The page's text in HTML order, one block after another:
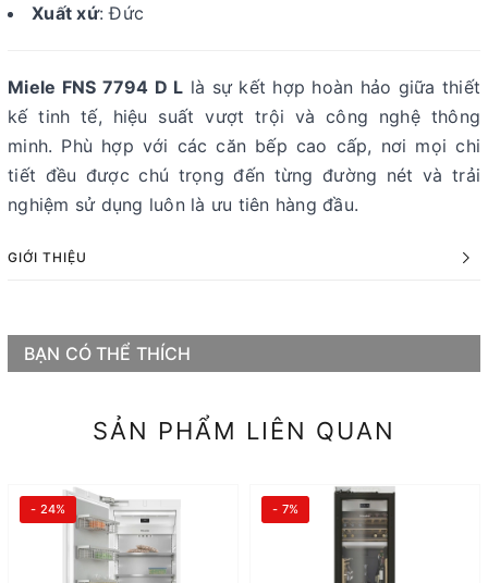
Xuất xứ: Đức
Miele FNS 7794 D L là sự kết hợp hoàn hảo giữa thiết
kế tinh tế, hiệu suất vượt trội và công nghệ thông
minh. Phù hợp với các căn bếp cao cấp, nơi mọi chi
tiết đều được chú trọng đến từng đường nét và trải
nghiệm sử dụng luôn là ưu tiên hàng đầu.
GIỚI THIỆU
BẠN CÓ THỂ THÍCH
SẢN PHẨM LIÊN QUAN
- 24% - 7%